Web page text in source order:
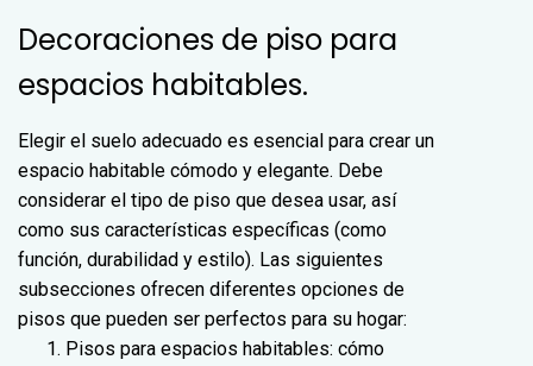
Decoraciones de piso para
espacios habitables.
Elegir el suelo adecuado es esencial para crear un
espacio habitable cómodo y elegante. Debe
considerar el tipo de piso que desea usar, así
como sus características específicas (como
función, durabilidad y estilo). Las siguientes
subsecciones ofrecen diferentes opciones de
pisos que pueden ser perfectos para su hogar:
Pisos para espacios habitables: cómo